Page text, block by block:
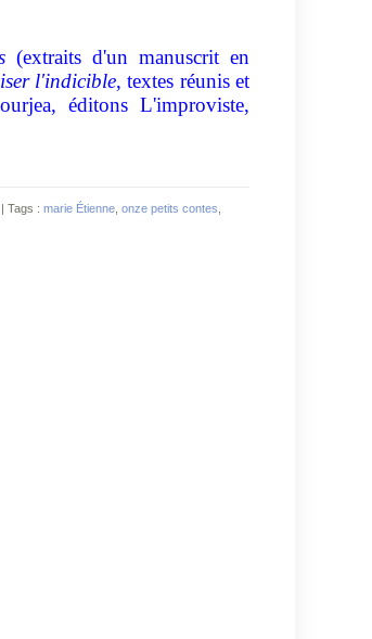
(extraits d'un manuscrit en
l'indicible, textes réunis et
éditons L'improviste,
| Tags : marie Étienne onze petits contes